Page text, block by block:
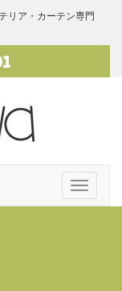
リア・カーテン専門
Toggle